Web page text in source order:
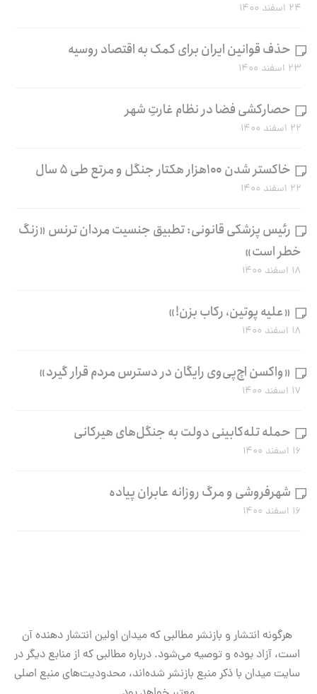
۲۴ اسفند ۱۴۰۰
حذف قوانین ایران برای کمک به اقتصاد روسیه
۲۳ اسفند ۱۴۰۰
حصارکشی فضا در نظام غارتِ شهر
۲۲ اسفند ۱۴۰۰
خاکستر شدن ۱۰۰هزار هکتار جنگل و مرتع طی ۵ سال
۲۲ اسفند ۱۴۰۰
رئیس پزشکی قانونی: تطبیق جنسیت مردان ترنس «زنگ
خطر است»
۱۸ اسفند ۱۴۰۰
«علیه پوتین، رکاب بزن!»
۱۸ اسفند ۱۴۰۰
«واکسن اچ‌پی‌وی رایگان در دسترس مردم قرار گیرد»
۱۷ اسفند ۱۴۰۰
حمله تله‌کابینی دولت به جنگل‌های هیرکانی
۱۶ اسفند ۱۴۰۰
شهرفروشی و مرگ روزانه عابران پیاده
۱۶ اسفند ۱۴۰۰
هرگونه انتشار و بازنشر مطالبی که میدان اولین انتشار دهنده آن
است، آزاد بوده و توصیه می‌شود. درباره مطالبی که از منابع دیگر در
سایت میدان با ذکر منبع بازنشر شده‌اند، محدودیت‌های منبع اصلی